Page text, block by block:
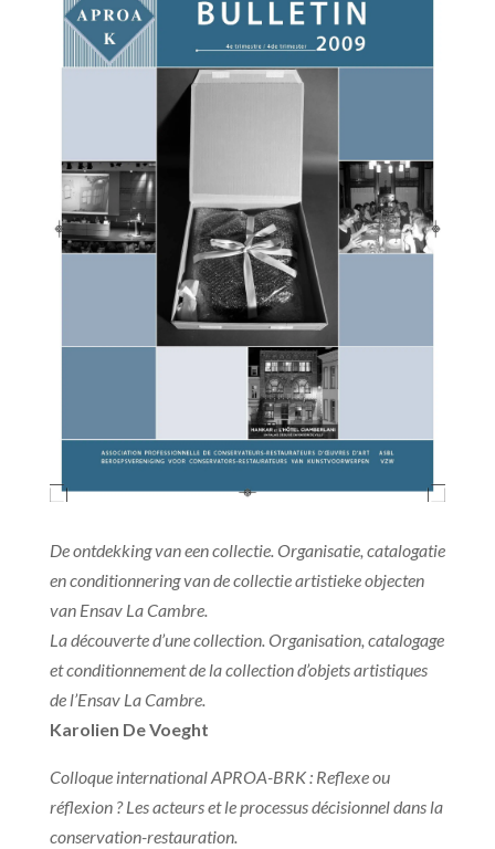
De ontdekking van een collectie. Organisatie, catalogatie
en conditionnering van de collectie artistieke objecten
van Ensav La Cambre.
La découverte d’une collection. Organisation, catalogage
et conditionnement de la collection d’objets artistiques
de l’Ensav La Cambre.
Karolien De Voeght
Colloque international APROA-BRK : Reflexe ou
réflexion ? Les acteurs et le processus décisionnel dans la
conservation-restauration.